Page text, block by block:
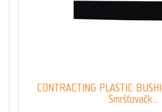
CONTRACTING PLASTIC
Smršťovačk...